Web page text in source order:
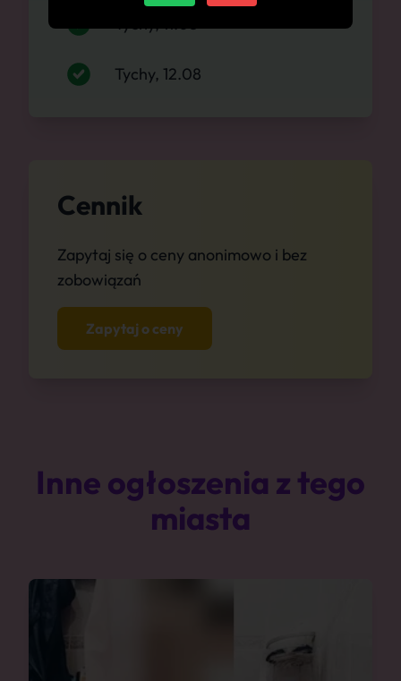
Tychy, 11.08
Tychy, 12.08
Cennik
Zapytaj się o ceny anonimowo i bez
zobowiązań
Zapytaj o ceny
Inne ogłoszenia z tego
miasta